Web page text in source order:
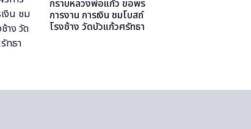
กราบหลวงพ่อแก้ว ขอพร
การงาน การเงิน ชมโบสถ์
โรงช้าง วัดบัวแก้วศรัทธา